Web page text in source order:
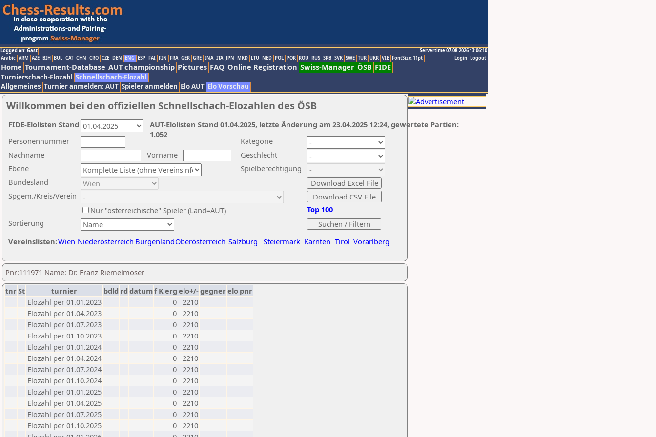
Logged on: Gast
Servertime 07.08.2026 13:06:10
Logout
Login
Arabic ARM AZE BIH BUL CAT CHN CRO CZE DEN ENG ESP FAI FIN FRA GER GRE INA ITA JPN MKD LTU NED POL POR ROU RUS SRB SVK SWE TUR UKR VIE FontSize:11pt
Home Tournament-Database AUT championship Pictures FAQ Online Registration Swiss-Manager ÖSB FIDE
Turnierschach-Elozahl Schnellschach-Elozahl
Allgemeines Turnier anmelden: AUT Spieler anmelden Elo AUT Elo Vorschau
Willkommen bei den offiziellen Schnellschach-Elozahlen des ÖSB
Nachname
Vorname
Ebene
Kategorie
Sortierung
Personennummer
Bundesland
Spgem./Kreis/Verein
Geschlecht
Nur "österreichische" Spieler (Land=AUT)
Spielberechtigung
Vereinslisten:Wien Niederösterreich BurgenlandOberösterreich Salzburg Steiermark Kärnten Tirol Vorarlberg
Top 100
AUT-Elolisten Stand 01.04.2025, letzte Änderung am 23.04.2025 12:24, gewertete Partien:
1.052
FIDE-Elolisten Stand
Pnr:111971 Name: Dr. Franz Riemelmoser
tnrSt turnier bdld rd datumf Kerg elo+/-gegnerelo pnr
Elozahl per 01.01.2023
0 2210
Elozahl per 01.04.2023
0 2210
Elozahl per 01.07.2023
0 2210
Elozahl per 01.10.2023
0 2210
Elozahl per 01.01.2024
0 2210
Elozahl per 01.04.2024
0 2210
Elozahl per 01.07.2024
0 2210
Elozahl per 01.10.2024
0 2210
Elozahl per 01.01.2025
0 2210
Elozahl per 01.04.2025
0 2210
Elozahl per 01.07.2025
0 2210
Elozahl per 01.10.2025
0 2210